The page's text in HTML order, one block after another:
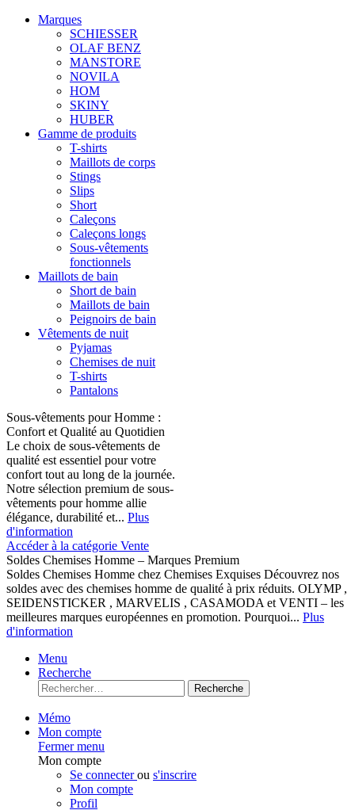
Marques
SCHIESSER
OLAF BENZ
MANSTORE
NOVILA
HOM
SKINY
HUBER
Gamme de produits
T-shirts
Maillots de corps
Stings
Slips
Short
Caleçons
Caleçons longs
Sous-vêtements
fonctionnels
Maillots de bain
Short de bain
Maillots de bain
Peignoirs de bain
Vêtements de nuit
Pyjamas
Chemises de nuit
T-shirts
Pantalons
Sous-vêtements pour Homme :
Confort et Qualité au Quotidien
Le choix de sous-vêtements de
qualité est essentiel pour votre
confort tout au long de la journée.
Notre sélection premium de sous-
vêtements pour homme allie
élégance, durabilité et... Plus
d'information
Accéder à la catégorie Vente
Soldes Chemises Homme – Marques Premium
Soldes Chemises Homme chez Chemises Exquises Découvrez nos
soldes avec des chemises homme de qualité à prix réduits. OLYMP ,
SEIDENSTICKER , MARVELIS , CASAMODA et VENTI – les
meilleures marques européennes en promotion. Pourquoi... Plus
d'information
Menu
Recherche
Recherche
Mémo
Mon compte
Fermer menu
Mon compte
Se connecterou s'inscrire
Mon compte
Profil